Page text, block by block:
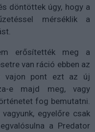
döntöttek úgy, hogy a
mérséklik a
erősítették meg a
van ráció ebben az
vajon pont ezt az új
e majd meg, vagy
fog bemutatni.
egyelőre csak
a Predator